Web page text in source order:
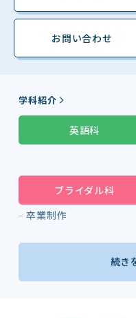
お問い合わせ
学科紹介
英語科
ブライダル科
卒業制作
続き